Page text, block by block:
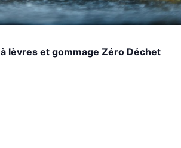
lèvres et gommage Zéro Déchet